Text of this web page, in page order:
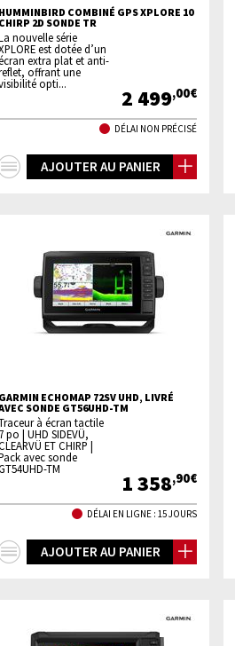
HUMMINBIRD COMBINÉ GPS XPLORE 10
CHIRP 2D SONDE TR
nouvelle série
est dotée d’un
extra plat et anti-
offrant une
opti...
2 499,00€
DÉLAI NON PRÉCISÉ
AJOUTER AU PANIER
GARMIN ECHOMAP 72SV UHD, LIVRÉ
SONDE GT56UHD-TM
à écran tactile
7 po | UHD SIDEVÜ,
ET CHIRP |
avec sonde
TM
1 358,90€
DÉLAI EN LIGNE : 15 JOURS
AJOUTER AU PANIER